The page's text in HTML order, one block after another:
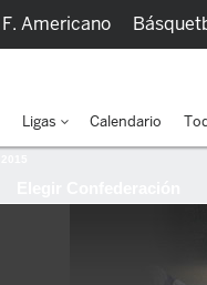
F. Americano
Ligas Calendario